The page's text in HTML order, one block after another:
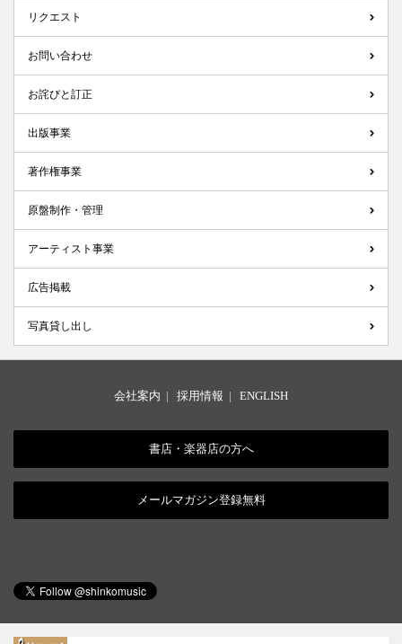
リクエスト
お問い合わせ
お詫びと訂正
出版事業
著作権事業
原盤制作・管理
アーティスト事業
広告掲載
写真貸し出し
会社案内 | 採用情報 | ENGLISH
書店・楽器店の方へ
メールマガジン登録無料